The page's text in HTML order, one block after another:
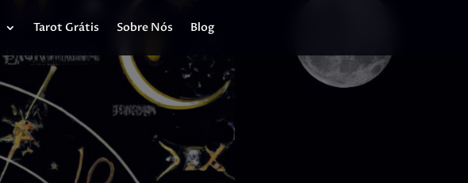
Tarot Grátis Sobre Nós Blog